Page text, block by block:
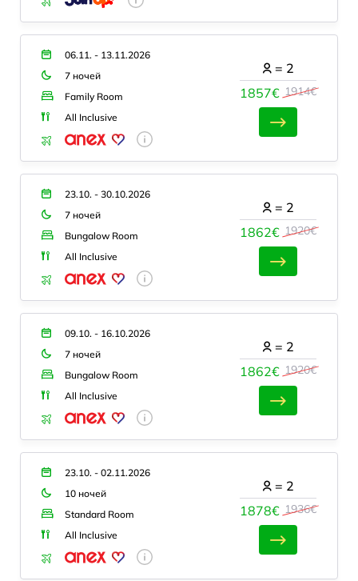
06.11. - 13.11.2026
7 ночей
Family Room
All Inclusive
1857€ 1914€
= 2
23.10. - 30.10.2026
7 ночей
Bungalow Room
All Inclusive
1862€ 1920€
= 2
09.10. - 16.10.2026
7 ночей
Bungalow Room
All Inclusive
1862€ 1920€
= 2
23.10. - 02.11.2026
10 ночей
Standard Room
All Inclusive
1878€ 1936€
= 2